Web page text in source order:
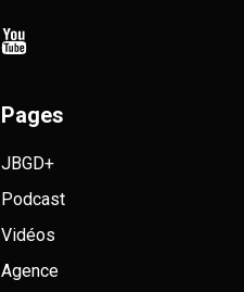
Pages
JBGD+
Podcast
Vidéos
Agence